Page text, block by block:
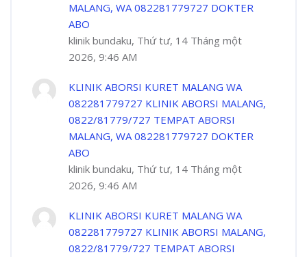
MALANG, WA 082281779727 DOKTER
ABO
klinik bundaku, Thứ tư, 14 Tháng một
2026, 9:46 AM
KLINIK ABORSI KURET MALANG WA
082281779727 KLINIK ABORSI MALANG,
0822/81779/727 TEMPAT ABORSI
MALANG, WA 082281779727 DOKTER
ABO
klinik bundaku, Thứ tư, 14 Tháng một
2026, 9:46 AM
KLINIK ABORSI KURET MALANG WA
082281779727 KLINIK ABORSI MALANG,
0822/81779/727 TEMPAT ABORSI